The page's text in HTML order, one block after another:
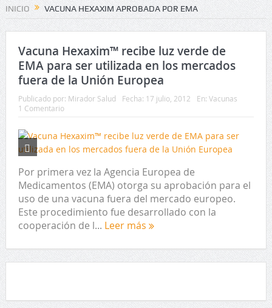
INICIO VACUNA HEXAXIM APROBADA POR EMA
Vacuna Hexaxim™ recibe luz verde de
EMA para ser utilizada en los mercados
fuera de la Unión Europea
Publicado por: Mirador Salud Fecha: 17 julio, 2012 En: Vacunas
1 Comentario
Por primera vez la Agencia Europea de
Medicamentos (EMA) otorga su aprobación para el
uso de una vacuna fuera del mercado europeo.
Este procedimiento fue desarrollado con la
cooperación de l... Leer más